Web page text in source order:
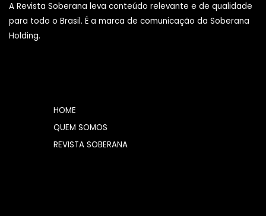
A Revista Soberana leva conteúdo relevante e de qualidade
para todo o Brasil. É a marca de comunicação da Soberana
Holding.
HOME
QUEM SOMOS
REVISTA SOBERANA